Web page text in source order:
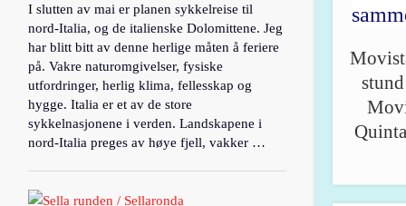
I slutten av mai er planen sykkelreise til
nord-Italia, og de italienske Dolomittene. Jeg
har blitt bitt av denne herlige måten å feriere
på. Vakre naturomgivelser, fysiske
utfordringer, herlig klima, fellesskap og
hygge. Italia er et av de store
sykkelnasjonene i verden. Landskapene i
nord-Italia preges av høye fjell, vakker …